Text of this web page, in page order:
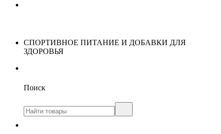
СПОРТИВНОЕ ПИТАНИЕ И ДОБАВКИ ДЛЯ
ЗДОРОВЬЯ
Поиск